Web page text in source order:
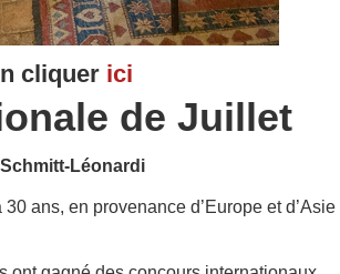
cliquer ici
de Juillet
Léonardi
30 ans, en provenance d’Europe et